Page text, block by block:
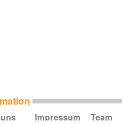
Impressum
Team